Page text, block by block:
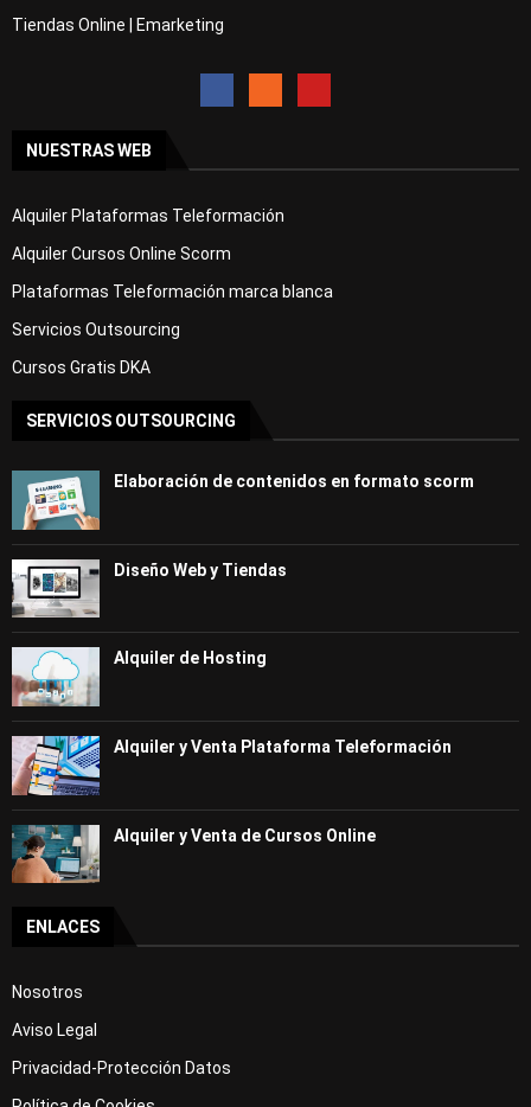
Tiendas Online | Emarketing
NUESTRAS WEB
Alquiler Plataformas Teleformación
Alquiler Cursos Online Scorm
Plataformas Teleformación marca blanca
Servicios Outsourcing
Cursos Gratis DKA
SERVICIOS OUTSOURCING
Elaboración de contenidos en formato scorm
Diseño Web y Tiendas
Alquiler de Hosting
Alquiler y Venta Plataforma Teleformación
Alquiler y Venta de Cursos Online
ENLACES
Nosotros
Aviso Legal
Privacidad-Protección Datos